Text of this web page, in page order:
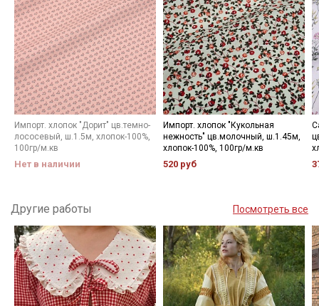
Импорт. хлопок "Дорит" цв.темно-
лососевый, ш.1.5м, хлопок-100%,
100гр/м.кв
Нет в наличии
Импорт. хлопок "Кукольная
нежность" цв.молочный, ш.1.45м,
хлопок-100%, 100гр/м.кв
520 руб
Другие работы Посмотреть все
Ознакомлен(а) сПолитикой обработки персональных
данныхи даюСогласие на обработку персональных
данных
ДаюСогласие на получение рекламных и
информационных рассылок